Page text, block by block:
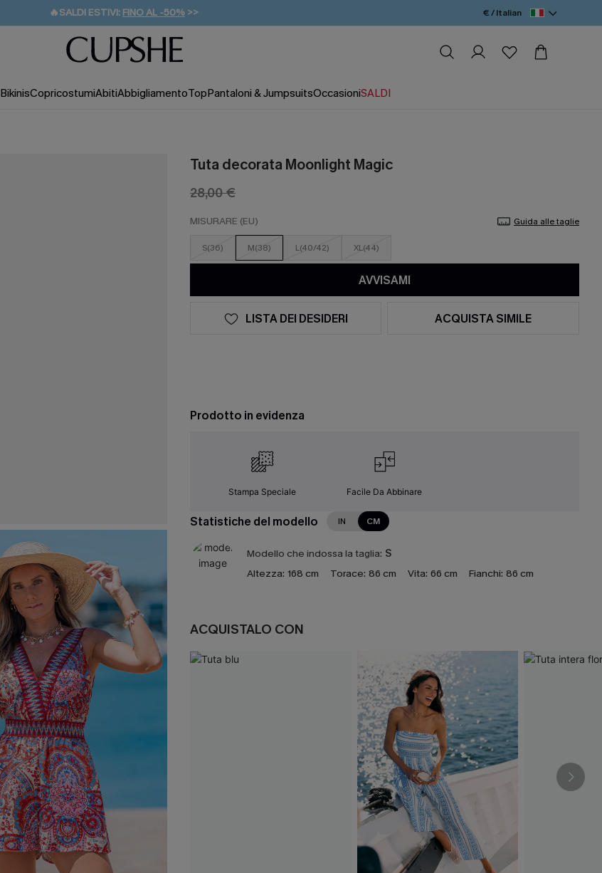
🔥SALDI ESTIVI: FINO AL -50% >>
🚚SPEDIZIONE GRATUITA DA 49€
💌REGALO PER I NUOVI: 20% DI SCONTO*
€ / Italian
BikinisCopricostumiAbitiAbbigliamentoTopPantaloni & JumpsuitsOccasioniSALDI
Tuta decorata Moonlight Magic
28,00 €
MISURARE (EU) Guida alle taglie
S(36) M(38) L(40/42) XL(44)
AVVISAMI
LISTA DEI DESIDERI ACQUISTA SIMILE
Prodotto in evidenza
Stampa Speciale Facile Da Abbinare
Statistiche del modello IN CM
Modello che indossa la taglia: S
Altezza: 168 cm Torace: 86 cm Vita: 66 cm Fianchi: 86 cm
ACQUISTALO CON